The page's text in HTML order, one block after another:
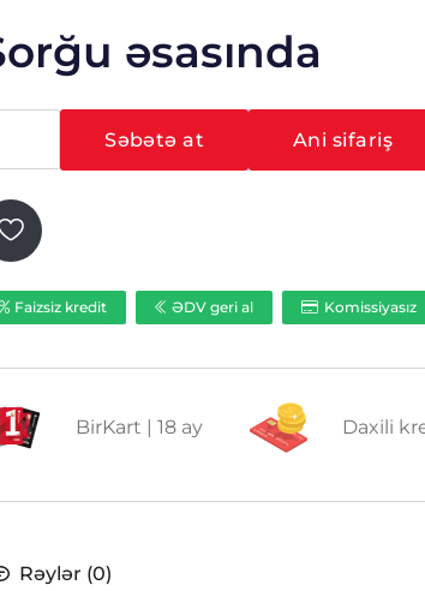
əsasında
Səbətə at Ani sifariş
Faizsiz kredit ƏDV geri al Komissiyasız
BirKart | 18 ay Daxili
Rəylər (0)